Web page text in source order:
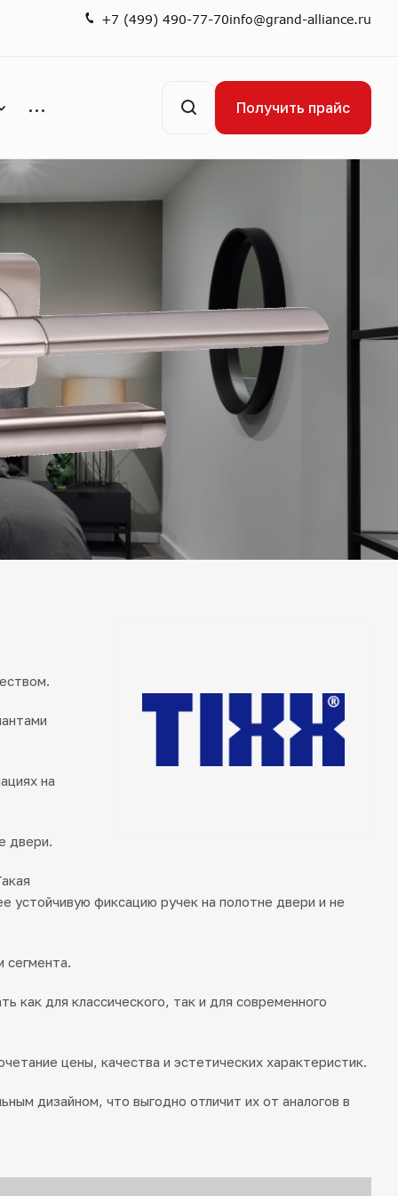
+7 (499) 490-77-70info@grand-alliance.ru
Получить прайс
на
двери.
устойчивую фиксацию ручек на полотне двери и не
сегмента.
как для классического, так и для современного
цены, качества и эстетических характеристик.
дизайном, что выгодно отличит их от аналогов в